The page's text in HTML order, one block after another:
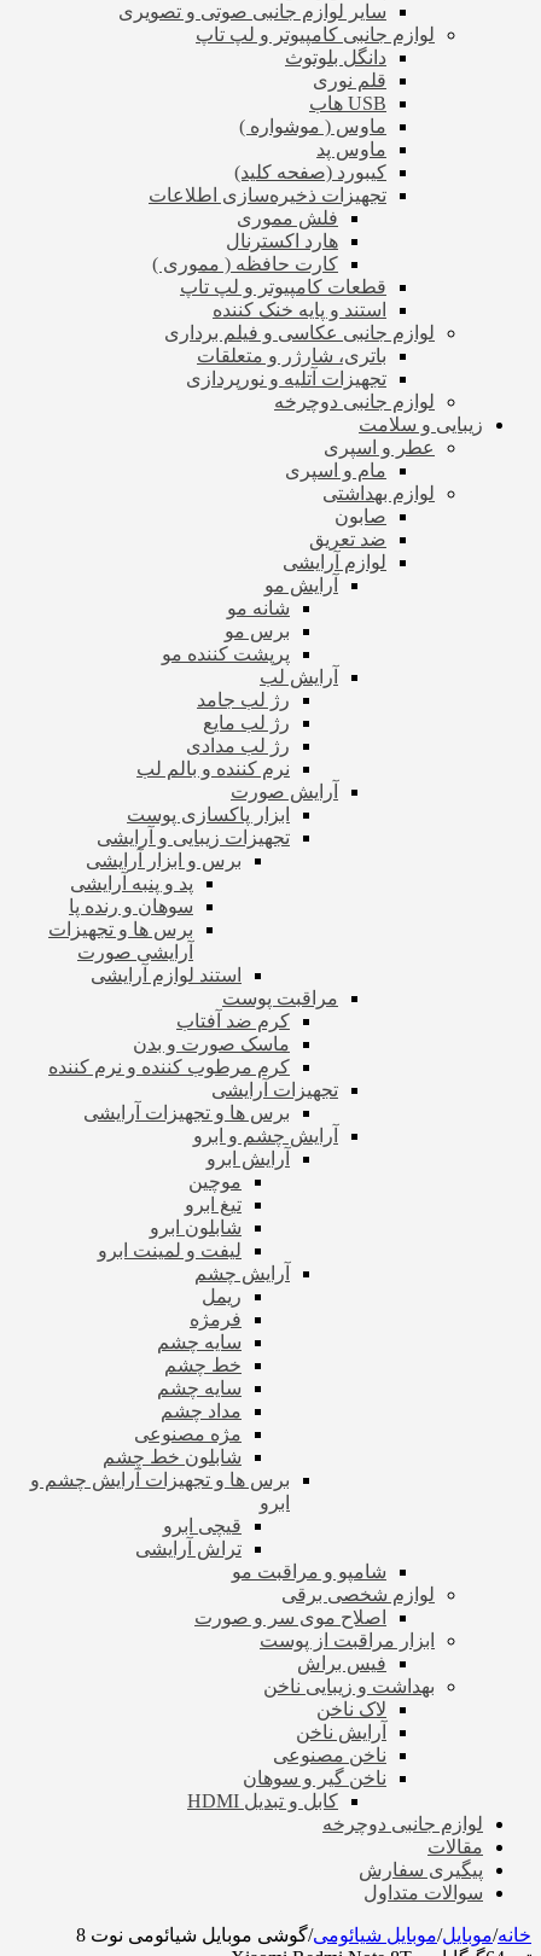
سایر لوازم جانبی صوتی و تصویری
لوازم جانبی کامپیوتر و لپ تاپ
دانگل بلوتوث
قلم نوری
USB هاب
ماوس ( موشواره )
ماوس پد
کیبورد (صفحه کلید)
تجهیزات ذخیره‌سازی اطلاعات
فلش مموری
هارد اکسترنال
کارت حافظه ( مموری )
قطعات کامپیوتر و لپ تاپ
استند و پایه خنک کننده
لوازم جانبی عکاسی و فیلم برداری
باتری، شارژر و متعلقات
تجهیزات آتلیه و نورپردازی
لوازم جانبی دوچرخه
زیبایی و سلامت
عطر و اسپری
مام و اسپری
لوازم بهداشتی
صابون
ضد تعریق
لوازم آرایشی
آرایش مو
شانه مو
برس مو
پرپشت کننده مو
آرایش لب
رژ لب جامد
رژ لب مایع
رژ لب مدادی
نرم کننده و بالم لب
آرایش صورت
ابزار پاکسازی پوست
تجهیزات زیبایی و آرایشی
برس و ابزار آرایشی
پد و پنبه آرایشی
سوهان و رنده پا
برس ها و تجهیزات
آرایشی صورت
استند لوازم آرایشی
مراقبت پوست
کرم ضد آفتاب
ماسک صورت و بدن
کرم مرطوب کننده و نرم کننده
تجهیزات آرایشی
برس ها و تجهیزات آرایشی
آرایش چشم و ابرو
آرایش ابرو
موچین
تیغ ابرو
شابلون ابرو
لیفت و لمینت ابرو
آرایش چشم
ریمل
فرمژه
سایه چشم
خط چشم
سایه چشم
مداد چشم
مژه مصنوعی
شابلون خط چشم
برس ها و تجهیزات آرایش چشم و
ابرو
قیچی ابرو
تراش آرایشی
شامپو و مراقبت مو
لوازم شخصی برقی
اصلاح موی سر و صورت
ابزار مراقبت از پوست
فیس براش
بهداشت و زیبایی ناخن
لاک ناخن
آرایش ناخن
ناخن مصنوعی
ناخن گیر و سوهان
کابل و تبدیل HDMI
لوازم جانبی دوچرخه
مقالات
پیگیری سفارش
سوالات متداول
خانه/موبایل/موبایل شیائومی/
گوشی موبایل شیائومی نوت 8